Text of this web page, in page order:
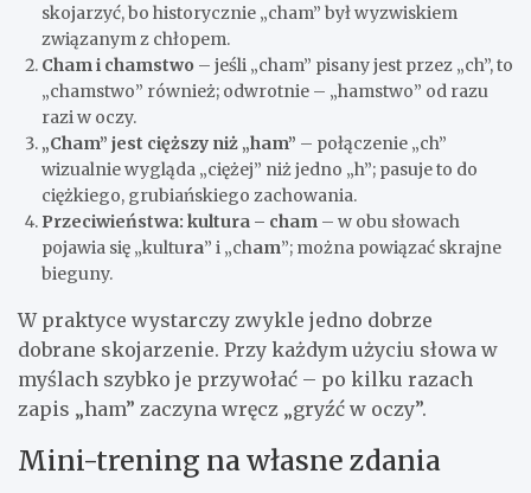
skojarzyć, bo historycznie „cham” był wyzwiskiem
związanym z chłopem.
Cham i chamstwo – jeśli „cham” pisany jest przez „ch”, to
„chamstwo” również; odwrotnie – „hamstwo” od razu
razi w oczy.
„Cham” jest cięższy niż „ham” – połączenie „ch”
wizualnie wygląda „ciężej” niż jedno „h”; pasuje to do
ciężkiego, grubiańskiego zachowania.
Przeciwieństwa: kultura – cham – w obu słowach
pojawia się „kultura” i „cham”; można powiązać skrajne
bieguny.
W praktyce wystarczy zwykle jedno dobrze
dobrane skojarzenie. Przy każdym użyciu słowa w
myślach szybko je przywołać – po kilku razach
zapis „ham” zaczyna wręcz „gryźć w oczy”.
Mini-trening na własne zdania